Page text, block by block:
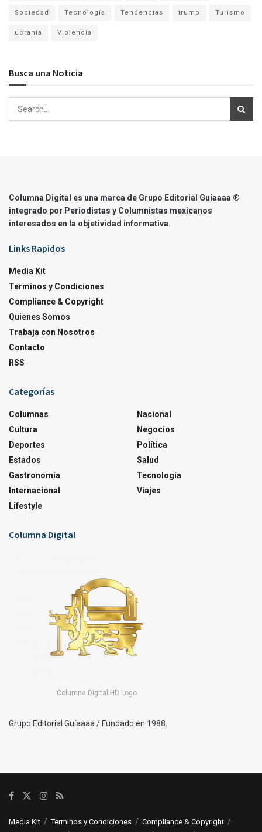
Sociedad Tecnología Tendencias trump Turismo
ucrania Violencia
Busca una Noticia
Columna Digital es una marca de Grupo Editorial Guíaaaa ®
integrado por Periodistas y Columnistas mexicanos
interesados en la objetividad informativa.
Links Rapidos
Media Kit
Terminos y Condiciones
Compliance & Copyright
Quienes Somos
Trabaja con Nosotros
Contacto
RSS
Categorías
Columnas
Cultura
Deportes
Estados
Gastronomía
Internacional
Lifestyle
Nacional
Negocios
Política
Salud
Tecnología
Viajes
Columna Digital
Columna Digital HD Logo
Grupo Editorial Guíaaaa / Fundado en 1988.
Media Kit Terminos y Condiciones
Compliance & Copyright